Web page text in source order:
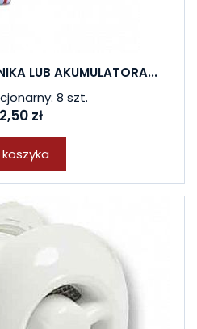
LUB AKUMULATORA...
8 szt.
zł